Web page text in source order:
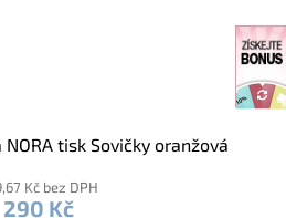
tisk Sovičky oranžová
Kč bez DPH
290 Kč